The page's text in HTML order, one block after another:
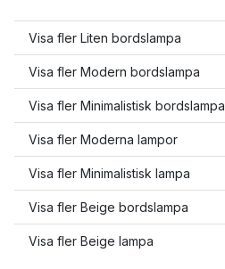
Visa fler Liten bordslampa
Visa fler Modern bordslampa
Visa fler Minimalistisk bordslampa
Visa fler Moderna lampor
Visa fler Minimalistisk lampa
Visa fler Beige bordslampa
Visa fler Beige lampa